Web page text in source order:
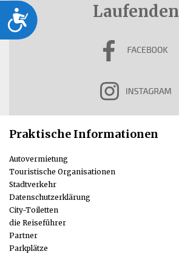
DostępnośćLaufenden
Praktische Informationen
Autovermietung
Touristische Organisationen
Stadtverkehr
Datenschutzerklärung
City-Toiletten
die Reiseführer
Partner
Parkplätze